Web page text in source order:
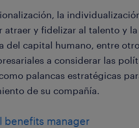
la
atraer y fidelizar al talento y
del capital humano, entre
a considerar las
palancas estratégicas
de su compañía.
benefits manager